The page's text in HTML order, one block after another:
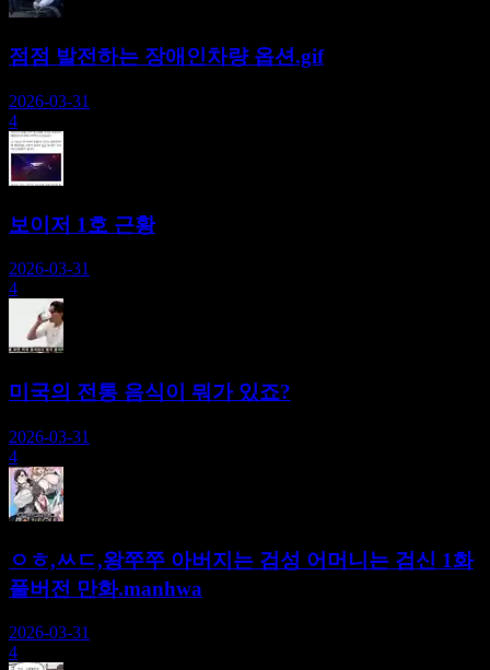
점점 발전하는 장애인차량 옵션.gif
2026-03-31
4
보이저 1호 근황
2026-03-31
4
미국의 전통 음식이 뭐가 있죠?
2026-03-31
4
ㅇㅎ,ㅆㄷ,왕쭈쭈 아버지는 검성 어머니는 검신 1화
풀버전 만화.manhwa
2026-03-31
4